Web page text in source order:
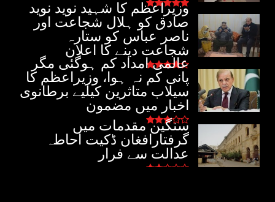
وزیراعظم کا شہید نوید نوید
صادق کو ہلال شجاعت اور
ناصر عباس کو ستارہ
شجاعت دینے کا اعلان
عالمی امداد کم ہوگئی مگر
پانی کم نہ ہوا، وزیراعظم کا
سیلاب متاثرین کیلیے برطانوی
اخبار میں مضمون
سنگین مقدمات میں
گرفتارافغان ڈکیت احاطہ
عدالت سے فرار